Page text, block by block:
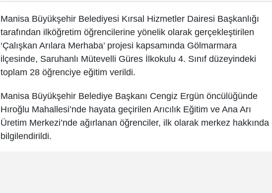
Manisa Büyükşehir Belediyesi Kırsal Hizmetler Dairesi Başkanlığı
tarafından ilköğretim öğrencilerine yönelik olarak gerçekleştirilen
‘Çalışkan Arılara Merhaba’ projesi kapsamında Gölmarmara
ilçesinde, Saruhanlı Mütevelli Güres İlkokulu 4. Sınıf düzeyindeki
toplam 28 öğrenciye eğitim verildi.
Manisa Büyükşehir Belediye Başkanı Cengiz Ergün öncülüğünde
Hıroğlu Mahallesi’nde hayata geçirilen Arıcılık Eğitim ve Ana Arı
Üretim Merkezi’nde ağırlanan öğrenciler, ilk olarak merkez hakkında
bilgilendirildi.